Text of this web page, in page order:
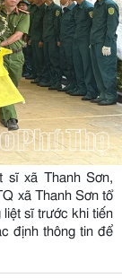
sĩ xã Thanh Sơn,
xã Thanh Sơn tổ
liệt sĩ trước khi tiến
định thông tin để